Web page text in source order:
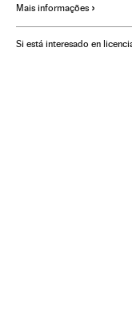
Terrorismo Conflitos
Mais informações
Si está interesado en